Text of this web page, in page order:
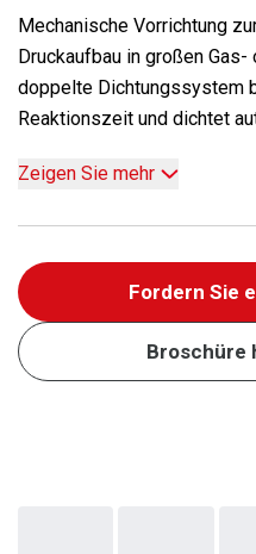
Mechanische Vorrichtung
Druckaufbau in großen
doppelte Dichtungssystem
Reaktionszeit und dichtet
Zeigen Sie mehr
Fordern Sie
Broschüre